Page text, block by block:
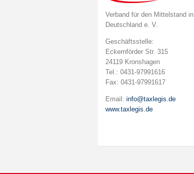
Verband für den Mittelstand in
Deutschland e. V.
Geschäftsstelle:
Eckernförder Str. 315
24119 Kronshagen
Tel.: 0431-97991616
Fax: 0431-97991617
Email: info@taxlegis.de
www.taxlegis.de